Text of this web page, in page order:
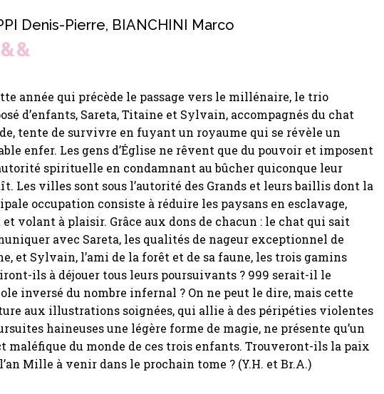
Denis-Pierre, BIANCHINI Marco
année qui précède le passage vers le millénaire, le trio
d’enfants, Sareta, Titaine et Sylvain, accompagnés du chat
tente de survivre en fuyant un royaume qui se révèle un
enfer. Les gens d’Église ne rêvent que du pouvoir et imposent
spirituelle en condamnant au bûcher quiconque leur
Les villes sont sous l’autorité des Grands et leurs baillis dont la
occupation consiste à réduire les paysans en esclavage,
volant à plaisir. Grâce aux dons de chacun : le chat qui sait
avec Sareta, les qualités de nageur exceptionnel de
et Sylvain, l’ami de la forêt et de sa faune, les trois gamins
ils à déjouer tous leurs poursuivants ? 999 serait-il le
inversé du nombre infernal ? On ne peut le dire, mais cette
aux illustrations soignées, qui allie à des péripéties violentes
haineuses une légère forme de magie, ne présente qu’un
maléfique du monde de ces trois enfants. Trouveront-ils la paix
Mille à venir dans le prochain tome ? (Y.H. et Br.A.)